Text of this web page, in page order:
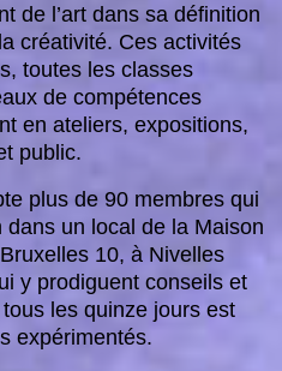
de l’art dans sa définition
créativité. Ces activités
toutes les classes
de compétences
en ateliers, expositions,
public.
plus de 90 membres qui
dans un local de la Maison
10, à Nivelles
y prodiguent conseils et
les quinze jours est
expérimentés.